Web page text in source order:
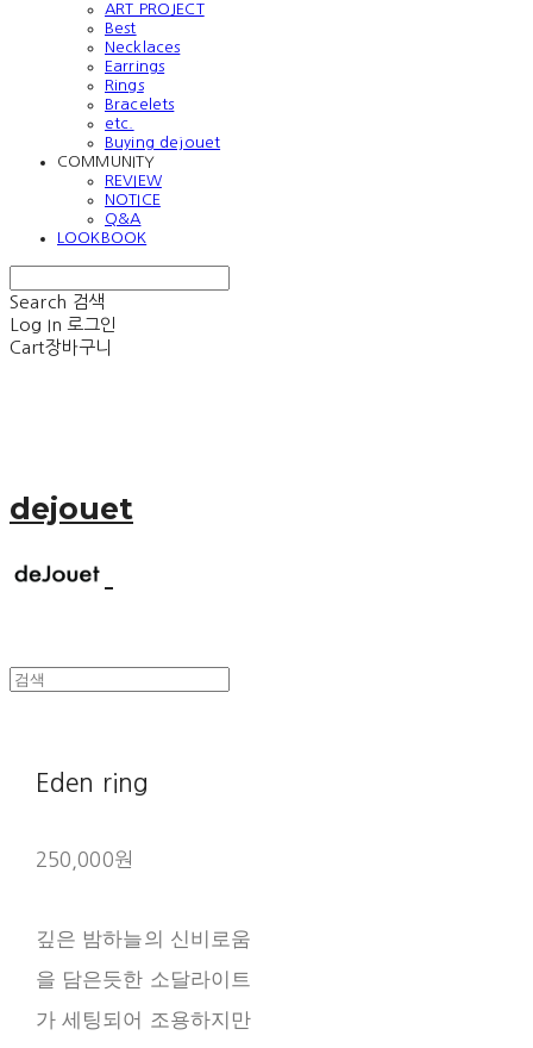
ART PROJECT
Best
Necklaces
Earrings
Rings
Bracelets
etc.
Buying dejouet
COMMUNITY
REVIEW
NOTICE
Q&A
LOOKBOOK
Search 검색
Log In 로그인
Cart장바구니
dejouet
Eden ring
250,000원
깊은 밤하늘의 신비로움
을 담은듯한 소달라이트
가 세팅되어 조용하지만